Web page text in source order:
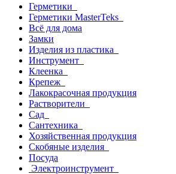
Герметики
Герметики MasterTeks
Всё для дома
Замки
Изделия из пластика
Инструмент
Клеенка
Крепеж
Лакокрасочная продукция
Растворители
Сад
Сантехника
Хозяйственная продукция
Скобяные изделия
Посуда
Электроинструмент